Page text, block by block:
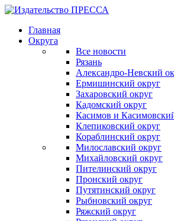
Главная
Округа
Все новости
Рязань
Александро-Невский
Ермишинский округ
Захаровский округ
Кадомский округ
Касимов и
Клепиковский округ
Кораблинский округ
Милославский округ
Михайловский округ
Пителинский округ
Пронский округ
Путятинский округ
Рыбновский округ
Ряжский округ